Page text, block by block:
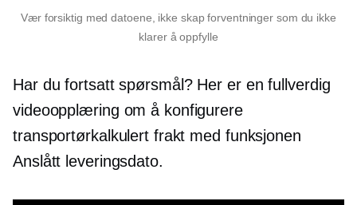
Vær forsiktig med datoene, ikke skap forventninger som du ikke
klarer å oppfylle
Har du fortsatt spørsmål? Her er enfullverdig
videoopplæring om å konfigurere
transportørkalkulert frakt med funksjonen
Anslått leveringsdato.